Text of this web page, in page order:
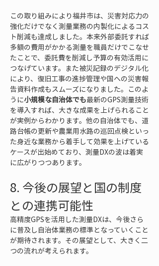
この取り組みにより福井市は、災害対応力の
強化だけでなく測量業務の内製化によるコス
ト削減も達成しました。本来外部委託すれば
多額の費用がかかる測量を職員だけでこなせ
たことで、委託費を削減し予算の有効活用に
つなげています。また被災記録のデジタル化
により、復旧工事の進捗管理や国への災害報
告資料作成もスムーズになりました。このよ
うに小規模な自治体でも最新のGPS測量技術
を導入すれば、大きな成果を上げられること
が実例からわかります。他の自治体でも、道
路台帳の更新や農業用水路の巡回点検といっ
た身近な業務から着手して効果を上げている
ケースが出始めており、測量DXの波は着実
に広がりつつあります。
8. 今後の展望と国の制度
との連携可能性
高精度GPSを活用した測量DXは、今後さら
に普及し自治体業務の標準となっていくこと
が期待されます。その展望として、大きく二
つの流れが考えられます。